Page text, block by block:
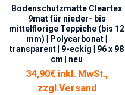
Bodenschutzmatte Cleartex
9mat für nieder- bis
mittelflorige Teppiche (bis 12
mm) | Polycarbonat |
transparent | 9-eckig | 96 x 98
cm | neu
34,90€ inkl. MwSt.,
zzgl.Versand